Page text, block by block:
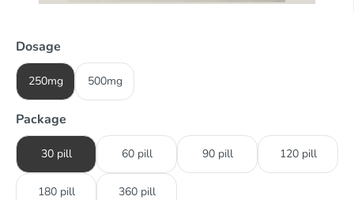
Dosage
250mg 500mg
Package
30 pill 60 pill 90 pill 120 pill
180 pill 360 pill